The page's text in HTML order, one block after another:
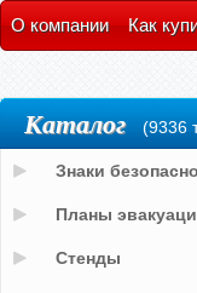
О компании Как
Каталог (9336
Знаки
Планы
Стенды